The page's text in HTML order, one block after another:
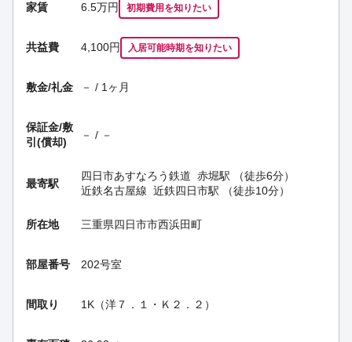
家賃 6.5万円 初期費用を知りたい
共益費 4,100円 入居可能時期を知りたい
敷金/礼金 － / 1ヶ月
保証金/敷
引(償却)
－ / －
最寄駅
四日市あすなろう鉄道 赤堀駅 （徒歩6分）
近鉄名古屋線 近鉄四日市駅 （徒歩10分）
所在地 三重県四日市市西浜田町
部屋番号 202号室
間取り 1K（洋７．１・Ｋ２．２）